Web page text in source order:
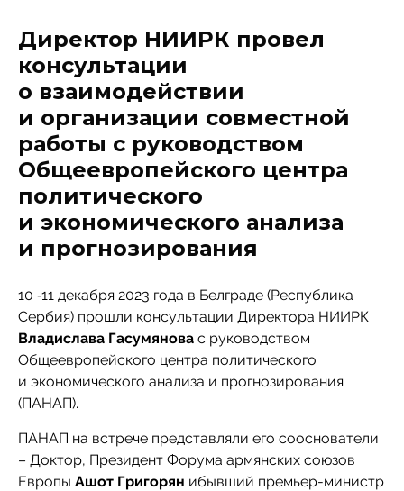
Директор НИИРК провел
консультации
о взаимодействии
и организации совместной
работы с руководством
Общеевропейского центра
политического
и экономического анализа
и прогнозирования
10 ‑11 декабря 2023 года в Белграде (Республика
Сербия) прошли консультации Директора НИИРК
Владислава Гасумянова с руководством
Общеевропейского центра политического
и экономического анализа и прогнозирования
(ПАНАП).
ПАНАП на встрече представляли его сооснователи
– Доктор, Президент Форума армянских союзов
Европы Ашот Григорян ибывший премьер-министр